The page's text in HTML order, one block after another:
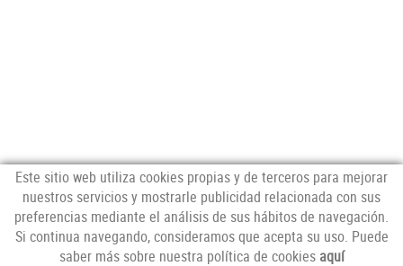
NEWSLETTER
Este sitio web utiliza cookies propias y de terceros para mejorar
nuestros servicios y mostrarle publicidad relacionada con sus
preferencias mediante el análisis de sus hábitos de navegación.
Si continua navegando, consideramos que acepta su uso. Puede
saber más sobre nuestra política de cookies aquí